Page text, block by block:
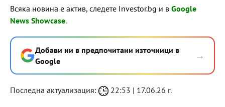
Всяка новина е актив, следете Investor.bg и в Google
News Showcase.
Добави ни в предпочитани източници в
Google
→
Последна актуализация: 22:53 | 17.06.26 г.